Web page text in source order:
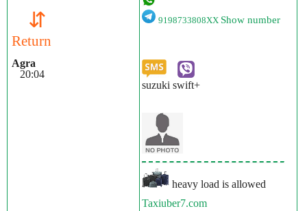
⇵
Return
Agra
20:04
9198733808XX Show number
suzuki swift+
heavy load is allowed
Taxiuber7.com